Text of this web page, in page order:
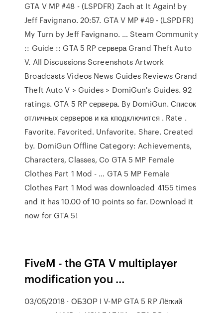
GTA V MP #48 - (LSPDFR) Zach at It Again! by
Jeff Favignano. 20:57. GTA V MP #49 - (LSPDFR)
My Turn by Jeff Favignano. … Steam Community
:: Guide :: GTA 5 RP сервера Grand Theft Auto
V. All Discussions Screenshots Artwork
Broadcasts Videos News Guides Reviews Grand
Theft Auto V > Guides > DomiGun's Guides. 92
ratings. GTA 5 RP сервера. By DomiGun. Список
отличных серверов и ка кподключится . Rate .
Favorite. Favorited. Unfavorite. Share. Created
by. DomiGun Offline Category: Achievements,
Characters, Classes, Co GTA 5 MP Female
Clothes Part 1 Mod - … GTA 5 MP Female
Clothes Part 1 Mod was downloaded 4155 times
and it has 10.00 of 10 points so far. Download it
now for GTA 5!
FiveM - the GTA V multiplayer
modification you …
03/05/2018 · ОБЗОР I V-MP GTA 5 RP Лёгкий